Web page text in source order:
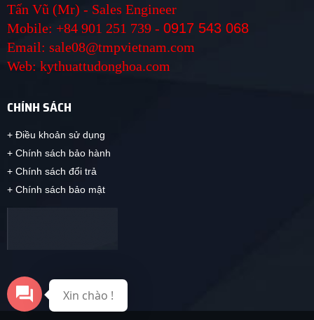
Tấn Vũ (Mr) - Sales Engineer
Mobile: +84 901 251 739 - 0917 543 068
Email: sale08@tmpvietnam.com
Web: kythuattudonghoa.com
CHÍNH SÁCH
+ Điều khoản sử dụng
+ Chính sách bảo hành
+ Chính sách đổi trả
+ Chính sách bảo mật
Xin chào !